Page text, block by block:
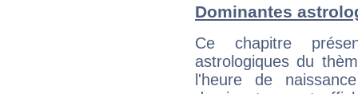
Dominantes
Ce chapitre
astrologiques du
l'heure de